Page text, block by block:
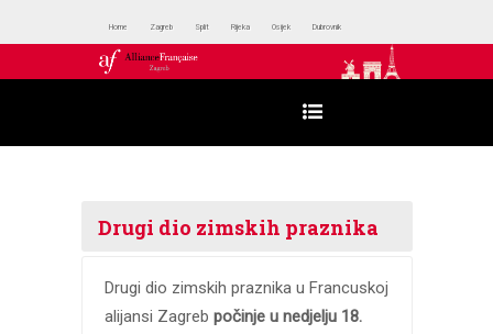
Home Zagreb Split Rijeka Osijek Dubrovnik
Drugi dio zimskih praznika
Drugi dio zimskih praznika u Francuskoj
alijansi Zagreb počinje u nedjelju 18.